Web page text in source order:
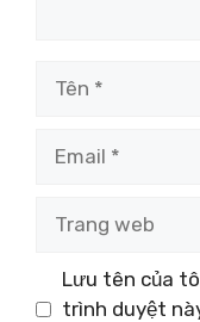
Lưu tên của
trình duyệt